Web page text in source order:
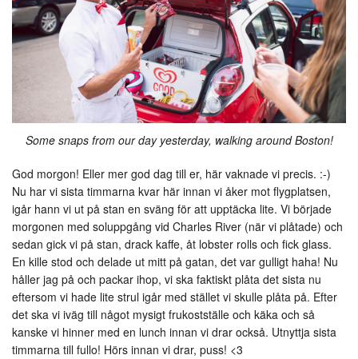
Some snaps from our day yesterday, walking around Boston!
God morgon! Eller mer god dag till er, här vaknade vi precis. :-)
Nu har vi sista timmarna kvar här innan vi åker mot flygplatsen,
igår hann vi ut på stan en sväng för att upptäcka lite. Vi började
morgonen med soluppgång vid Charles River (när vi plåtade) och
sedan gick vi på stan, drack kaffe, åt lobster rolls och fick glass.
En kille stod och delade ut mitt på gatan, det var gulligt haha! Nu
håller jag på och packar ihop, vi ska faktiskt plåta det sista nu
eftersom vi hade lite strul igår med stället vi skulle plåta på. Efter
det ska vi iväg till något mysigt frukostställe och käka och så
kanske vi hinner med en lunch innan vi drar också. Utnyttja sista
timmarna till fullo! Hörs innan vi drar, puss! <3